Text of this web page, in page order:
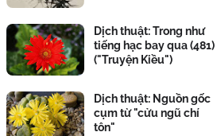
Dịch thuật: Trong như
tiếng hạc bay qua (481)
("Truyện Kiều")
Dịch thuật: Nguồn gốc
cụm từ "cửu ngũ chí
tôn"